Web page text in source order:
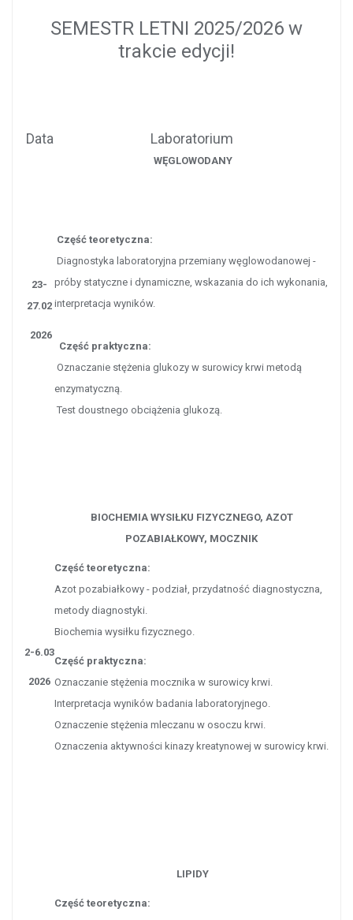
SEMESTR LETNI 2025/2026 w
trakcie edycji!
Data Laboratorium
23-
27.02
2026
WĘGLOWODANY
Część teoretyczna:
Diagnostyka laboratoryjna przemiany węglowodanowej -
próby statyczne i dynamiczne, wskazania do ich wykonania,
interpretacja wyników.
Część praktyczna:
Oznaczanie stężenia glukozy w surowicy krwi metodą
enzymatyczną.
Test doustnego obciążenia glukozą.
2-6.03
2026
BIOCHEMIA WYSIŁKU FIZYCZNEGO, AZOT
POZABIAŁKOWY, MOCZNIK
Część teoretyczna:
Azot pozabiałkowy - podział, przydatność diagnostyczna,
metody diagnostyki.
Biochemia wysiłku fizycznego.
Część praktyczna:
Oznaczanie stężenia mocznika w surowicy krwi.
Interpretacja wyników badania laboratoryjnego.
Oznaczenie stężenia mleczanu w osoczu krwi.
Oznaczenia aktywności kinazy kreatynowej w surowicy krwi.
LIPIDY
Część teoretyczna: